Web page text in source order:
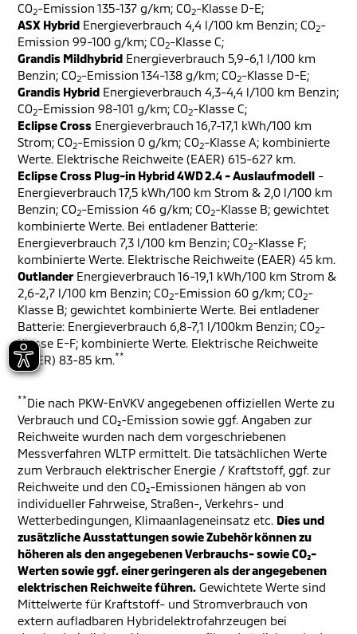
CO2-Emission 135-137 g/km; CO2-Klasse D-E;
ASX Hybrid Energieverbrauch 4,4 l/100 km Benzin; CO2-
Emission 99-100 g/km; CO2-Klasse C;
Grandis Mildhybrid Energieverbrauch 5,9-6,1 l/100 km
Benzin; CO2-Emission 134-138 g/km; CO2-Klasse D-E;
Grandis Hybrid Energieverbrauch 4,3-4,4 l/100 km Benzin;
CO2-Emission 98-101 g/km; CO2-Klasse C;
Eclipse Cross Energieverbrauch 16,7-17,1 kWh/100 km
Strom; CO2-Emission 0 g/km; CO2-Klasse A; kombinierte
Werte. Elektrische Reichweite (EAER) 615-627 km.
Eclipse Cross Plug-in Hybrid 4WD 2.4 - Auslaufmodell -
Energieverbrauch 17,5 kWh/100 km Strom & 2,0 l/100 km
Benzin; CO2-Emission 46 g/km; CO2-Klasse B; gewichtet
kombinierte Werte. Bei entladener Batterie:
Energieverbrauch 7,3 l/100 km Benzin; CO2-Klasse F;
kombinierte Werte. Elektrische Reichweite (EAER) 45 km.
Outlander Energieverbrauch 16-19,1 kWh/100 km Strom &
2,6-2,7 l/100 km Benzin; CO2-Emission 60 g/km; CO2-
Klasse B; gewichtet kombinierte Werte. Bei entladener
Batterie: Energieverbrauch 6,8-7,1 l/100km Benzin; CO2-
Klasse E-F; kombinierte Werte. Elektrische Reichweite
(EAER) 83-85 km.**
**Die nach PKW-EnVKV angegebenen offiziellen Werte zu
Verbrauch und CO₂-Emission sowie ggf. Angaben zur
Reichweite wurden nach dem vorgeschriebenen
Messverfahren WLTP ermittelt. Die tatsächlichen Werte
zum Verbrauch elektrischer Energie / Kraftstoff, ggf. zur
Reichweite und den CO₂-Emissionen hängen ab von
individueller Fahrweise, Straßen-, Verkehrs- und
Wetterbedingungen, Klimaanlageneinsatz etc. Dies und
zusätzliche Ausstattungen sowie Zubehör können zu
höheren als den angegebenen Verbrauchs- sowie CO₂-
Werten sowie ggf. einer geringeren als der angegebenen
elektrischen Reichweite führen. Gewichtete Werte sind
Mittelwerte für Kraftstoff- und Stromverbrauch von
extern aufladbaren Hybridelektrofahrzeugen bei